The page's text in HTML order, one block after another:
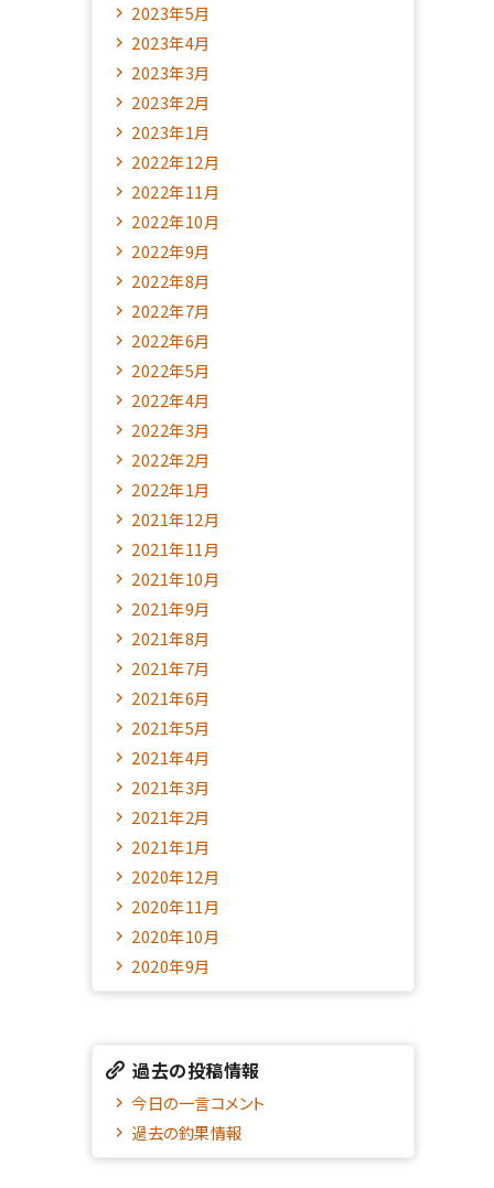
2023年5月
2023年4月
2023年3月
2023年2月
2023年1月
2022年12月
2022年11月
2022年10月
2022年9月
2022年8月
2022年7月
2022年6月
2022年5月
2022年4月
2022年3月
2022年2月
2022年1月
2021年12月
2021年11月
2021年10月
2021年9月
2021年8月
2021年7月
2021年6月
2021年5月
2021年4月
2021年3月
2021年2月
2021年1月
2020年12月
2020年11月
2020年10月
2020年9月
過去の投稿情報
今日の一言コメント
過去の釣果情報